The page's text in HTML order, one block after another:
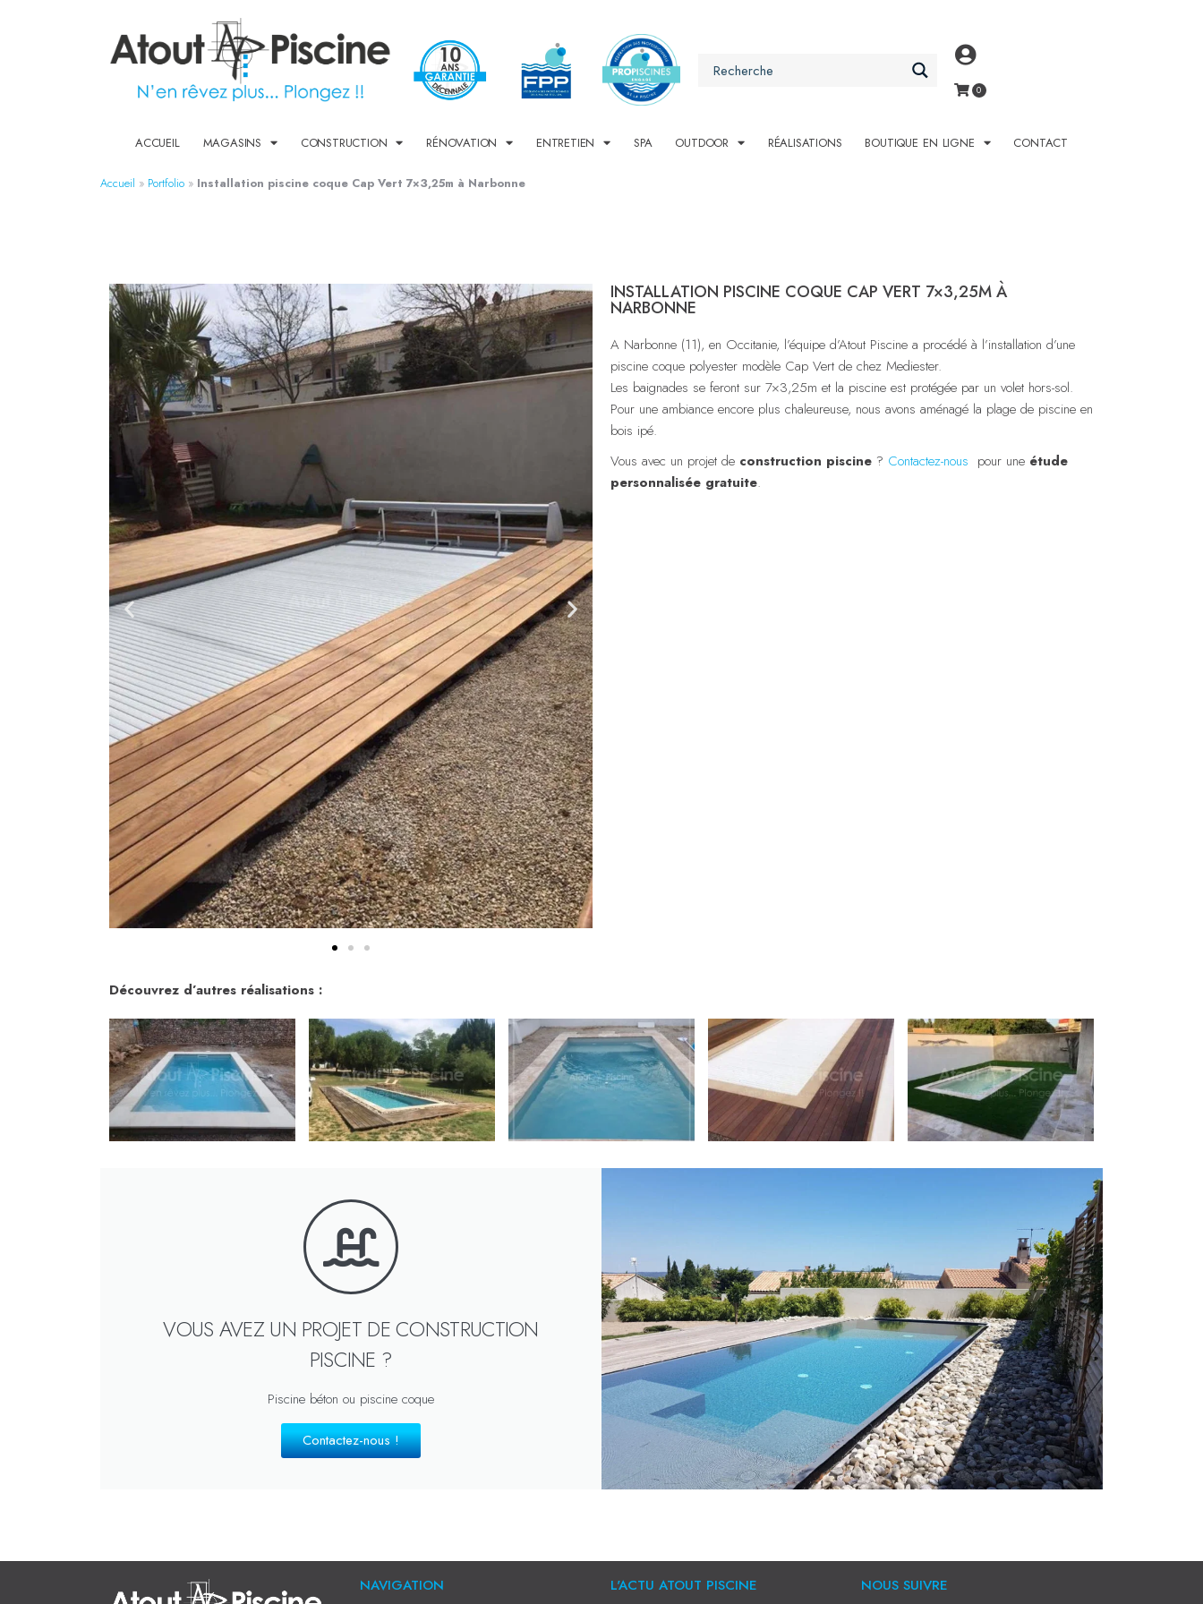
ACCUEIL MAGASINS CONSTRUCTION RÉNOVATION ENTRETIEN SPA OUTDOOR RÉALISATIONS BOUTIQUE EN LIGNE CONTACT
Accueil » Portfolio » Installation piscine coque Cap Vert 7×3,25m à Narbonne
INSTALLATION PISCINE COQUE CAP VERT 7×3,25M À
NARBONNE
A Narbonne (11), en Occitanie, l’équipe d’Atout Piscine a procédé à l’installation d’une
piscine coque polyester modèle Cap Vert de chez Mediester.
Les baignades se feront sur 7×3,25m et la piscine est protégée par un volet hors-sol.
Pour une ambiance encore plus chaleureuse, nous avons aménagé la plage de piscine en
bois ipé.
Vous avec un projet de construction piscine ? Contactez-nous pour une étude
personnalisée gratuite.
Découvrez d’autres réalisations :
VOUS AVEZ UN PROJET DE CONSTRUCTION
PISCINE ?
Piscine béton ou piscine coque
Contactez-nous !
NAVIGATION L'ACTU ATOUT PISCINE NOUS SUIVRE